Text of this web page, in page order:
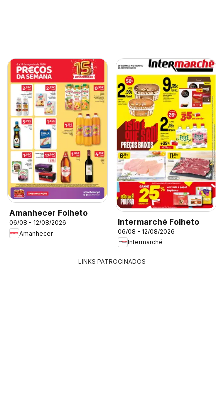
Amanhecer Folheto
06/08 - 12/08/2026
Amanhecer
Intermarché Folheto
06/08 - 12/08/2026
Intermarché
LINKS PATROCINADOS